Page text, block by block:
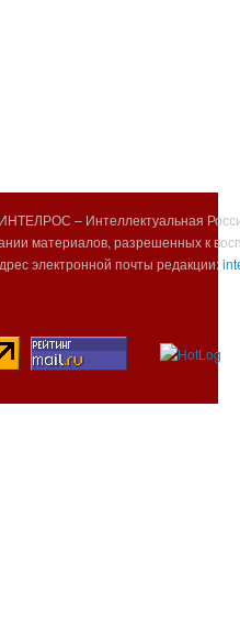
– Интеллектуальная
материалов, разрешенных к
электронной почты редакции: